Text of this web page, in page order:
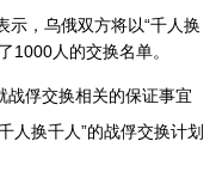
，乌俄双方将以“千人换
1000人的交换名单。
俘交换相关的保证事宜
人换千人”的战俘交换计划